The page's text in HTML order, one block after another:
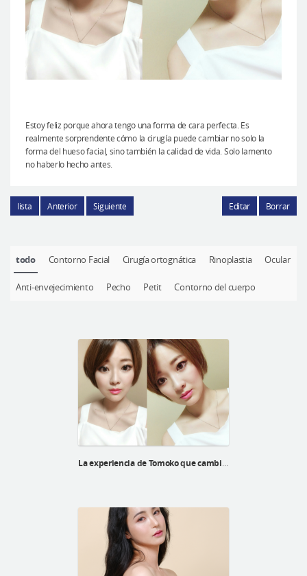
Estoy feliz porque ahora tengo una forma de cara perfecta. Es
realmente sorprendente cómo la cirugía puede cambiar no solo la
forma del hueso facial, sino también la calidad de vida. Solo lamento
no haberlo hecho antes.
lista Anterior Siguiente Editar Borrar
todo Contorno Facial Cirugía ortognática Rinoplastia Ocular
Anti-envejecimiento Pecho Petit Contorno del cuerpo
La experiencia de Tomoko que cambia la vida de la cirugía plástica de huesos faciales